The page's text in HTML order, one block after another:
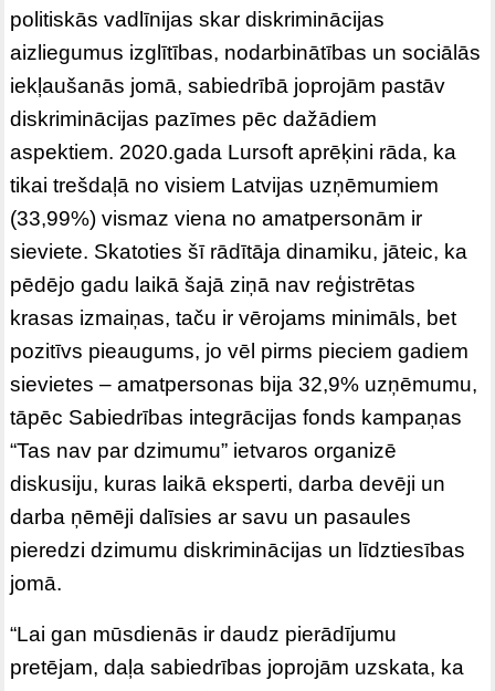
politiskās vadlīnijas skar diskriminācijas
aizliegumus izglītības, nodarbinātības un sociālās
iekļaušanās jomā, sabiedrībā joprojām pastāv
diskriminācijas pazīmes pēc dažādiem
aspektiem. 2020.gada Lursoft aprēķini rāda, ka
tikai trešdaļā no visiem Latvijas uzņēmumiem
(33,99%) vismaz viena no amatpersonām ir
sieviete. Skatoties šī rādītāja dinamiku, jāteic, ka
pēdējo gadu laikā šajā ziņā nav reģistrētas
krasas izmaiņas, taču ir vērojams minimāls, bet
pozitīvs pieaugums, jo vēl pirms pieciem gadiem
sievietes – amatpersonas bija 32,9% uzņēmumu,
tāpēc Sabiedrības integrācijas fonds kampaņas
“Tas nav par dzimumu” ietvaros organizē
diskusiju, kuras laikā eksperti, darba devēji un
darba ņēmēji dalīsies ar savu un pasaules
pieredzi dzimumu diskriminācijas un līdztiesības
jomā.
“Lai gan mūsdienās ir daudz pierādījumu
pretējam, daļa sabiedrības joprojām uzskata, ka